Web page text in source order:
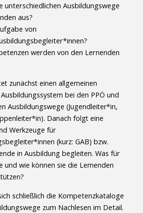
unterschiedlichen Ausbildungswege
aus?
von
werden von den Lernenden
zunächst einen allgemeinen
bei den PPÖ und
Ausbildungswege (Jugendleiter*in,
Danach folgt eine
Werkzeuge für
(kurz: GAB) bzw.
in Ausbildung begleiten. Was für
und wie können sie die Lernenden
schließlich die Kompetenzkataloge
zum Nachlesen im Detail.